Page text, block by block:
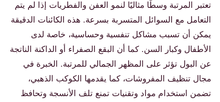
تعتبر المرتبة وسطًا مثاليًا لنمو العفن والفطريات إذا لم يتم
التعامل مع السوائل المتسربة بسرعة. هذه الكائنات الدقيقة
يمكن أن تسبب مشاكل تنفسية وحساسية، خاصة لدى
الأطفال وكبار السن. كما أن البقع الصفراء أو الداكنة الناتجة
عن البول تؤثر على المظهر الجمالي للمرتبة. الخبرة في
مجال تنظيف المفروشات، كما يقدمها الكوكب الذهبي،
تضمن استخدام مواد وتقنيات تمنع تلف الأنسجة وتحافظ